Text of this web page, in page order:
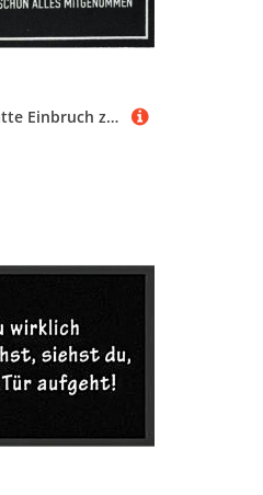
Close Up Fußmatte Einbruch zwecklos Fußmatte Meine Ex-Frau hat alles